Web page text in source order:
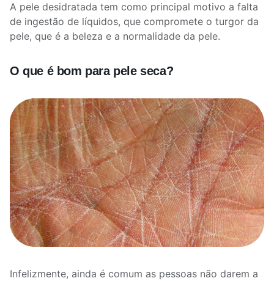
A pele desidratada tem como principal motivo a falta
de ingestão de líquidos, que compromete o turgor da
pele, que é a beleza e a normalidade da pele.
O que é bom para pele seca?
Infelizmente, ainda é comum as pessoas não darem a